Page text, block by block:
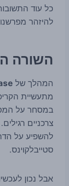
כל עוד
להיזהר
השורה
המהלך של
מתעשיית
במסחר על
צרכניים
להשפיע על
סטייבלקוינס.
אבל נכון